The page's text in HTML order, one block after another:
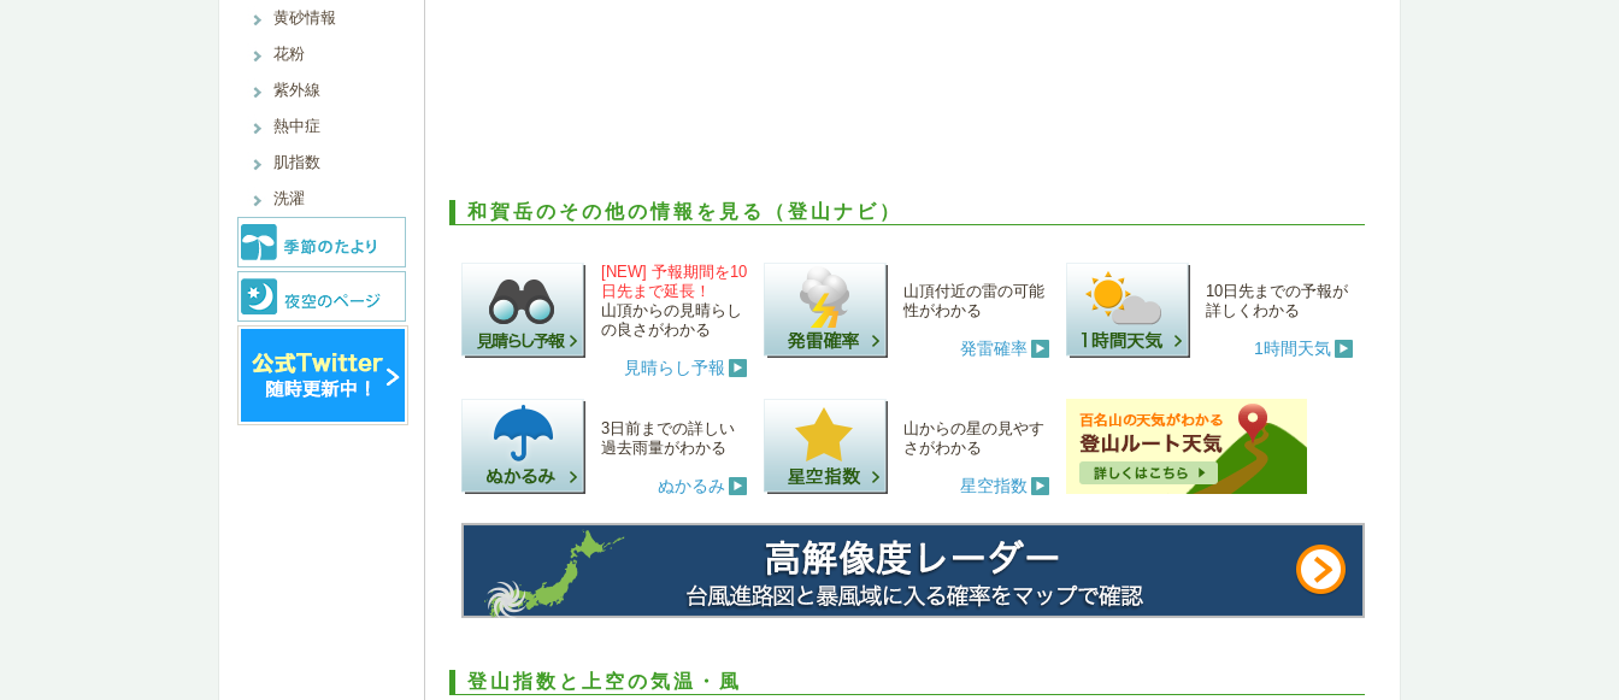
黄砂情報
花粉
紫外線
熱中症
肌指数
洗濯
和賀岳のその他の情報を見る（登山ナビ）
[NEW] 予報期間を10
日先まで延長！
山頂からの見晴らし
の良さがわかる
見晴らし予報
山頂付近の雷の可能
性がわかる
発雷確率
10日先までの予報が
詳しくわかる
1時間天気
3日前までの詳しい
過去雨量がわかる
ぬかるみ
山からの星の見やす
さがわかる
星空指数
登山指数と上空の気温・風